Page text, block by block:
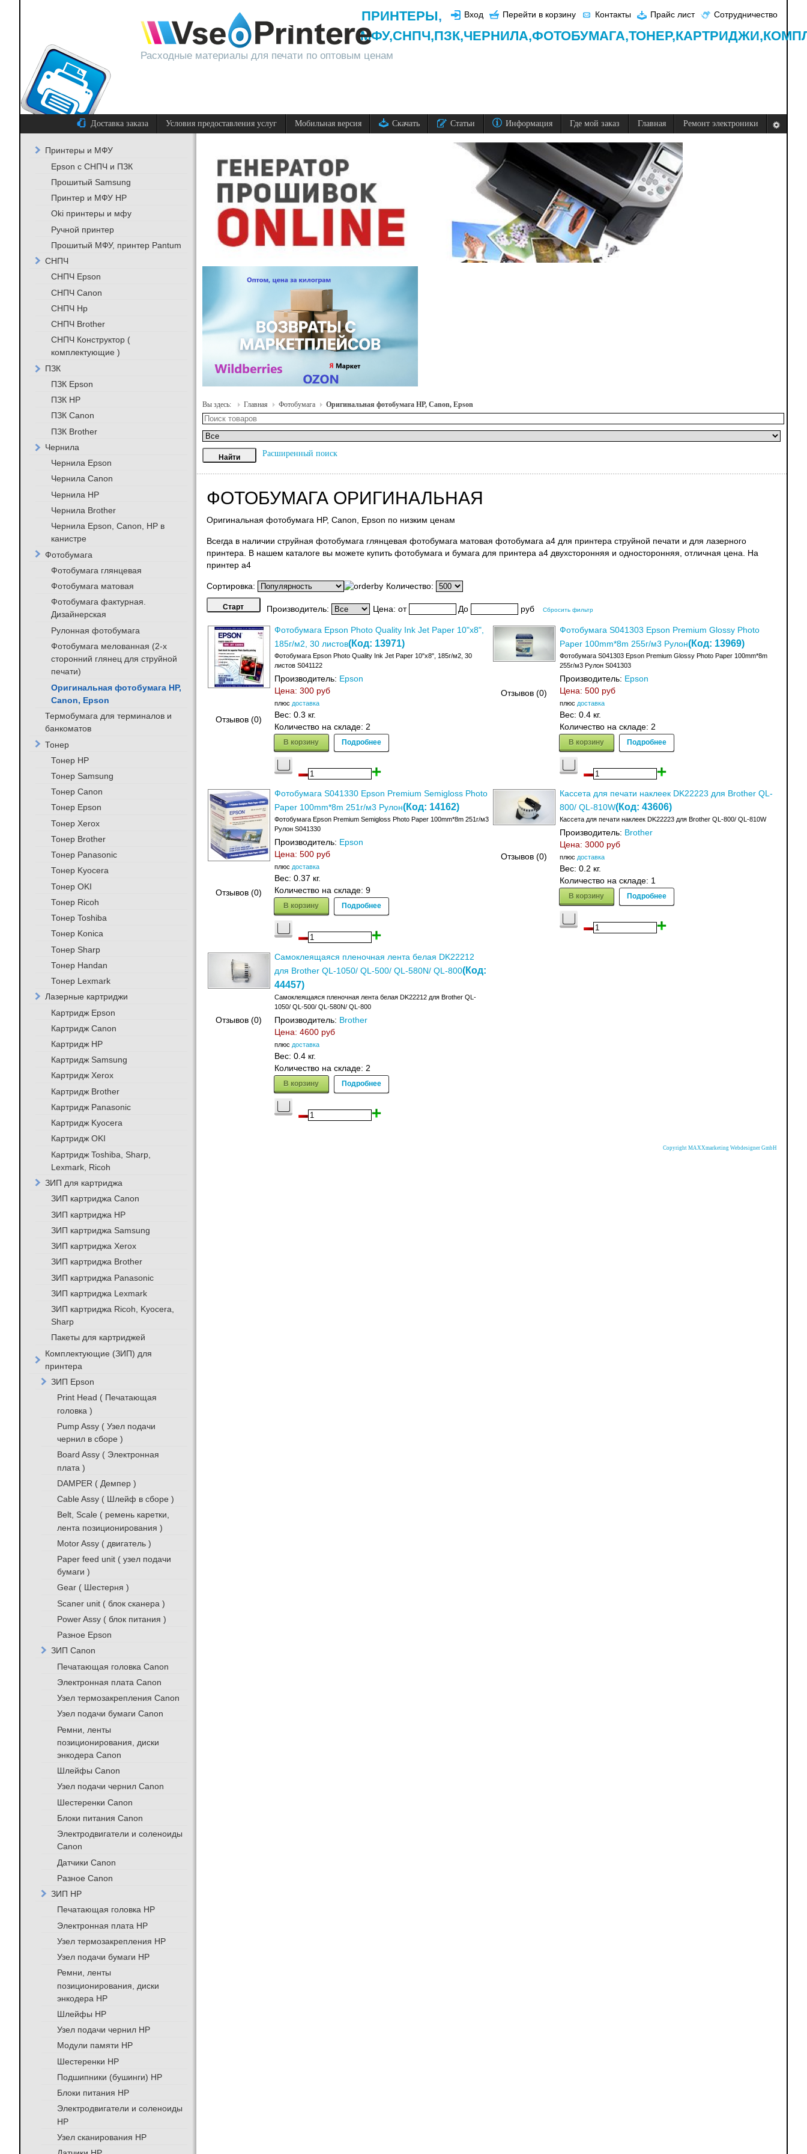
Расходные материалы для печати по оптовым ценам
Вход Перейти в корзину Контакты Прайс лист Сотрудничество
ПРИНТЕРЫ,
МФУ,СНПЧ,ПЗК,ЧЕРНИЛА,ФОТОБУМАГА,ТОНЕР,КАРТРИДЖИ,
Доставка заказа Условия предоставления услуг Мобильная версия Скачать Статьи Информация Где мой заказ Главная Ремонт электроники
Вы здесь: Главная Фотобумага Оригинальная фотобумага HP, Canon, Epson
Расширенный поиск
ФОТОБУМАГА ОРИГИНАЛЬНАЯ
Оригинальная фотобумага HP, Canon, Epson по низким ценам
Всегда в наличии струйная фотобумага глянцевая фотобумага матовая фотобумага а4 для принтера струйной печати и для лазерного
принтера. В нашем каталоге вы можете купить фотобумага и бумага для принтера а4 двухсторонняя и односторонняя, отличная цена. На
принтер а4
Сортировка: Количество:
Производитель: Цена: от До руб Сбросить фильтр
Отзывов (0)
Фотобумага Epson Photo Quality Ink Jet Paper 10"x8",
185г/м2, 30 листов(Код: 13971)
Фотобумага Epson Photo Quality Ink Jet Paper 10"x8", 185г/м2, 30
листов S041122
Производитель: Epson
Цена: 300 руб
плюс доставка
Вес: 0.3 кг.
Количество на складе: 2
В корзину Подробнее
Отзывов (0)
Фотобумага S041303 Epson Premium Glossy Photo
Paper 100mm*8m 255г/м3 Рулон(Код: 13969)
Фотобумага S041303 Epson Premium Glossy Photo Paper 100mm*8m
255г/м3 Рулон S041303
Производитель: Epson
Цена: 500 руб
плюс доставка
Вес: 0.4 кг.
Количество на складе: 2
В корзину Подробнее
Отзывов (0)
Фотобумага S041330 Epson Premium Semigloss Photo
Paper 100mm*8m 251г/м3 Рулон(Код: 14162)
Фотобумага Epson Premium Semigloss Photo Paper 100mm*8m 251г/м3
Рулон S041330
Производитель: Epson
Цена: 500 руб
плюс доставка
Вес: 0.37 кг.
Количество на складе: 9
В корзину Подробнее
Отзывов (0)
Кассета для печати наклеек DK22223 для Brother QL-
800/ QL-810W(Код: 43606)
Кассета для печати наклеек DK22223 для Brother QL-800/ QL-810W
Производитель: Brother
Цена: 3000 руб
плюс доставка
Вес: 0.2 кг.
Количество на складе: 1
В корзину Подробнее
Отзывов (0)
Самоклеящаяся пленочная лента белая DK22212
для Brother QL-1050/ QL-500/ QL-580N/ QL-800(Код:
44457)
Самоклеящаяся пленочная лента белая DK22212 для Brother QL-
1050/ QL-500/ QL-580N/ QL-800
Производитель: Brother
Цена: 4600 руб
плюс доставка
Вес: 0.4 кг.
Количество на складе: 2
В корзину Подробнее
Copyright MAXXmarketing Webdesigner GmbH
Принтеры и МФУ
Epson с СНПЧ и ПЗК
Прошитый Samsung
Принтер и МФУ HP
Oki принтеры и мфу
Ручной принтер
Прошитый МФУ, принтер Pantum
СНПЧ
СНПЧ Epson
СНПЧ Canon
СНПЧ Hp
СНПЧ Brother
СНПЧ Конструктор (
комплектующие )
ПЗК
ПЗК Epson
ПЗК HP
ПЗК Canon
ПЗК Brother
Чернила
Чернила Epson
Чернила Canon
Чернила HP
Чернила Brother
Чернила Epson, Canon, HP в
канистре
Фотобумага
Фотобумага глянцевая
Фотобумага матовая
Фотобумага фактурная.
Дизайнерская
Рулонная фотобумага
Фотобумага мелованная (2-х
сторонний глянец для струйной
печати)
Оригинальная фотобумага HP,
Canon, Epson
Термобумага для терминалов и
банкоматов
Тонер
Тонер HP
Тонер Samsung
Тонер Canon
Тонер Epson
Тонер Xerox
Тонер Brother
Тонер Panasonic
Тонер Kyocera
Тонер OKI
Тонер Ricoh
Тонер Toshiba
Тонер Konica
Тонер Sharp
Тонер Handan
Тонер Lexmark
Лазерные картриджи
Картридж Epson
Картридж Canon
Картридж HP
Картридж Samsung
Картридж Xerox
Картридж Brother
Картридж Panasonic
Картридж Kyocera
Картридж OKI
Картридж Toshiba, Sharp,
Lexmark, Ricoh
ЗИП для картриджа
ЗИП картриджа Canon
ЗИП картриджа HP
ЗИП картриджа Samsung
ЗИП картриджа Xerox
ЗИП картриджа Brother
ЗИП картриджа Panasonic
ЗИП картриджа Lexmark
ЗИП картриджа Ricoh, Kyocera,
Sharp
Пакеты для картриджей
Комплектующие (ЗИП) для
принтера
ЗИП Epson
Print Head ( Печатающая
головка )
Pump Assy ( Узел подачи
чернил в сборе )
Board Assy ( Электронная
плата )
DAMPER ( Демпер )
Cable Assy ( Шлейф в сборе )
Belt, Scale ( ремень каретки,
лента позиционирования )
Motor Assy ( двигатель )
Paper feed unit ( узел подачи
бумаги )
Gear ( Шестерня )
Scaner unit ( блок сканера )
Power Assy ( блок питания )
Разное Epson
ЗИП Canon
Печатающая головка Canon
Электронная плата Canon
Узел термозакрепления Canon
Узел подачи бумаги Canon
Ремни, ленты
позиционирования, диски
энкодера Canon
Шлейфы Canon
Узел подачи чернил Canon
Шестеренки Canon
Блоки питания Canon
Электродвигатели и соленоиды
Canon
Датчики Canon
Разное Canon
ЗИП HP
Печатающая головка HP
Электронная плата HP
Узел термозакрепления HP
Узел подачи бумаги HP
Ремни, ленты
позиционирования, диски
энкодера HP
Шлейфы HP
Узел подачи чернил HP
Модули памяти HP
Шестеренки HP
Подшипники (бушинги) HP
Блоки питания HP
Электродвигатели и соленоиды
HP
Узел сканирования HP